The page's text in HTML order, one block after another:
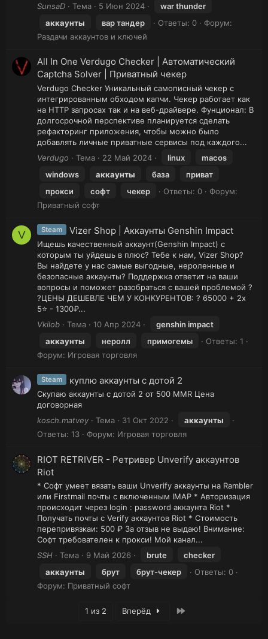
SunsaD
Тема 5 Июн 2024
war thunder
аккаунты
вар тандер Ответы: 0
Форум:
Раздачи аккаунтов и ключей
All In One Verdugo Checker | Автоматический
Captcha Solver | Приватный чекер
Verdugo Checker Уникальный самописный чекер с
интегрированным обходом капчи. Чекер работает как
на HTTP запросах так и на веб-драйвере. Фунционал: В
долгосрочной перспективе планируется сделать
рефакторинг приложения, чтобы можно было
добавлять личные приватные сервисы под каждого...
Verdugo
Тема 22 Май 2024 linux
macos
windows
аккаунты база
приват
прокси
софт чекер Ответы: 0
Форум:
Приватный софт
V Steam Vizer Shop | Аккаунты Genshin Impact
Ищешь качественный аккаунт(Genshin Impact) с
которым ты уйдешь в плюс? Тебе к нам, Vizer Shop?
Вы найдете у нас самые выгодные, нероленные и
безопасные аккаунты? Поддержка ответит на ваши
вопросы и поможет разобраться с вашей проблемой ?
?ЦЕНЫ ДЕШЕВЛЕ ЧЕМ У КОНКУРЕНТОВ: ? 65000 + 2x
5⭐ - 1300₽...
Vkilob
Тема 10 Апр 2024
genshin impact
аккаунты
неролл примогемы
Ответы: 1
Форум: Игровая торговля
Steam куплю аккаунты с дотой 2
Скупаю аккаунты с дотой 2 от 500 MMR Цена
договорная
kosch.matvey
Тема 31 Окт 2022
аккаунты
Ответы: 13
Форум: Игровая торговля
RIOT RETRIVER - Ретривер Unverify аккаунтов
Riot
* Софт умеет вязать ваши Unverify аккаунты на Rambler
или Firstmail почты с включенным IMAP * Авторизация
происходит через login : password аккаунта Riot *
Получать почты с Verify аккаунтов Riot * Стоимость
перепривязкаи: 500 ₽ За отзыв не выдаю! Внимание:
Софт требователен к прокси! Мой канал...
SSH
Тема 9 Май 2026 brute
checker
аккаунты
брут брут-чекер
Ответы: 0
Форум: Приватный софт
1 из 2 Вперёд